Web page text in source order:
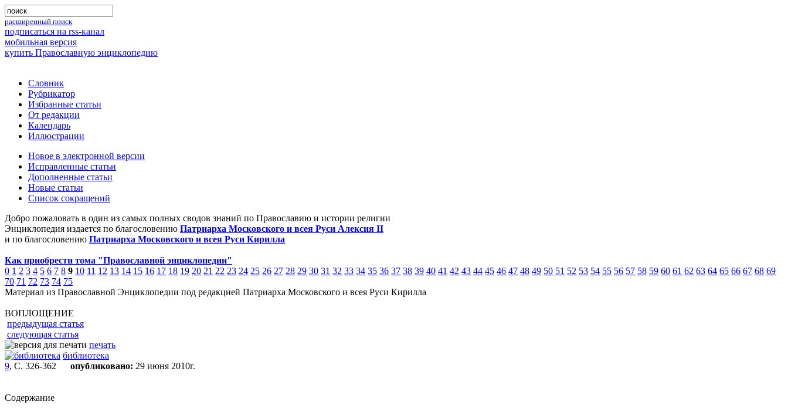
расширенный поиск
подписаться на rss-канал
мобильная версия
купить Православную энциклопедию
Словник
Рубрикатор
Избранные статьи
От редакции
Календарь
Иллюстрации
Новое в электронной версии
Исправленные статьи
Дополненные статьи
Новые статьи
Список сокращений
Добро пожаловать в один из самых полных сводов знаний по Православию и истории религии
Энциклопедия издается по благословению Патриарха Московского и всея Руси Алексия II
и по благословению Патриарха Московского и всея Руси Кирилла
Как приобрести тома "Православной энциклопедии"
0 1 2 3 4 5 6 7 8 9 10 11 12 13 14 15 16 17 18 19 20 21 22 23 24 25 26 27 28 29 30 31 32 33 34 35 36 37 38 39 40 41 42 43 44 45 46 47 48 49 50 51 52 53 54 55 56 57 58 59 60 61 62 63 64 65 66 67 68 69
70 71 72 73 74 75
Материал из Православной Энциклопедии под редакцией Патриарха Московского и всея Руси Кирилла
ВОПЛОЩЕНИЕ
предыдущая статья
следующая статья
печать
библиотека
9, С. 326-362 опубликовано: 29 июня 2010г.
Содержание